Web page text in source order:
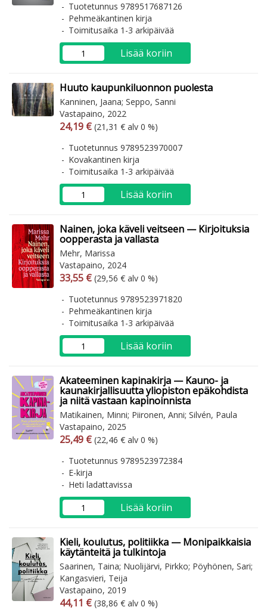
Tuotetunnus 9789517687126
Pehmeäkantinen kirja
Toimitusaika 1-3 arkipäivää
Lisää koriin
Huuto kaupunkiluonnon puolesta
Kanninen, Jaana; Seppo, Sanni
Vastapaino, 2022
Arvonlisäverollinen hinta
24,19 € Arvonlisäveroton hinta
(21,31 € alv 0 %)
Tuotetunnus 9789523970007
Kovakantinen kirja
Toimitusaika 1-3 arkipäivää
Lisää koriin
Nainen, joka käveli veitseen — Kirjoituksia
oopperasta ja vallasta
Mehr, Marissa
Vastapaino, 2024
Arvonlisäverollinen hinta
33,55 € Arvonlisäveroton hinta
(29,56 € alv 0 %)
Tuotetunnus 9789523971820
Pehmeäkantinen kirja
Toimitusaika 1-3 arkipäivää
Lisää koriin
Akateeminen kapinakirja — Kauno- ja
kaunakirjallisuutta yliopiston epäkohdista
ja niitä vastaan kapinoinnista
Matikainen, Minni; Piironen, Anni; Silvén, Paula
Vastapaino, 2025
Arvonlisäverollinen hinta
25,49 € Arvonlisäveroton hinta
(22,46 € alv 0 %)
Tuotetunnus 9789523972384
E-kirja
Heti ladattavissa
Lisää koriin
Kieli, koulutus, politiikka — Monipaikkaisia
käytänteitä ja tulkintoja
Saarinen, Taina; Nuolijärvi, Pirkko; Pöyhönen, Sari;
Kangasvieri, Teija
Vastapaino, 2019
Arvonlisäverollinen hinta
44,11 € Arvonlisäveroton hinta
(38,86 € alv 0 %)